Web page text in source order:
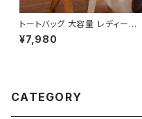
トートバッグ 大容量 レディース
フェイクレザー 無地 シンプル
バッグ A4対応 ママバッグ 通勤
¥7,980
CATEGORY